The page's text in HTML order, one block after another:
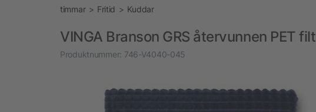
timmar Fritid Kuddar
VINGA Branson GRS återvunnen PET filt
Produktnummer: 746-V4040-045